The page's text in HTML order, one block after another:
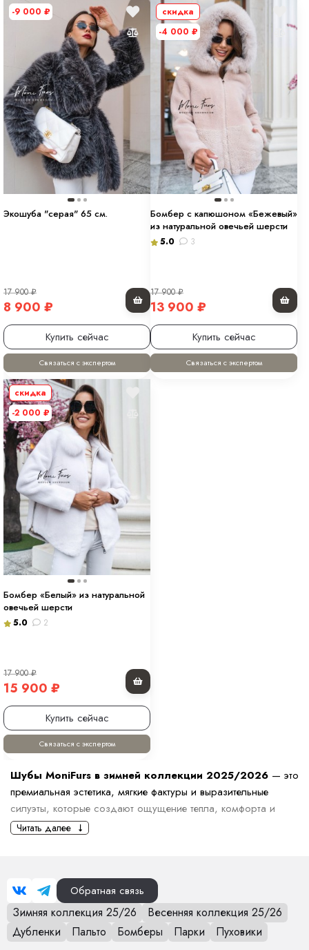
-9 000 ₽
Экошуба "серая" 65 см.
17 900₽
8 900 ₽
Купить сейчас
Связаться с экспертом
скидка
-4 000 ₽
Бомбер c капюшоном «Бежевый»
из натуральной овечьей шерсти
5.0 3
17 900₽
13 900 ₽
Купить сейчас
Связаться с экспертом
скидка
-2 000 ₽
Бомбер «Белый» из натуральной
овечьей шерсти
5.0 2
17 900₽
15 900 ₽
Купить сейчас
Связаться с экспертом
Шубы MoniFurs в зимней коллекции 2025/2026 — это
премиальная эстетика, мягкие фактуры и выразительные
силуэты, которые создают ощущение тепла, комфорта и
дорогого внешнего вида. Мы отбираем модели, которые
Коллекция включает шубы разной длины: от укороченных
моделей с акцентом на объём до элегантных длинных
вариантов, подчёркивающих фигуру. Представлены прямые,
расслабленные силуэты, варианты с поясом, капюшоном,
Читать далее
Обратная связь
Зимняя коллекция 25/26
Весенняя коллекция 25/26
Дубленки
Пальто Бомберы Парки Пуховики